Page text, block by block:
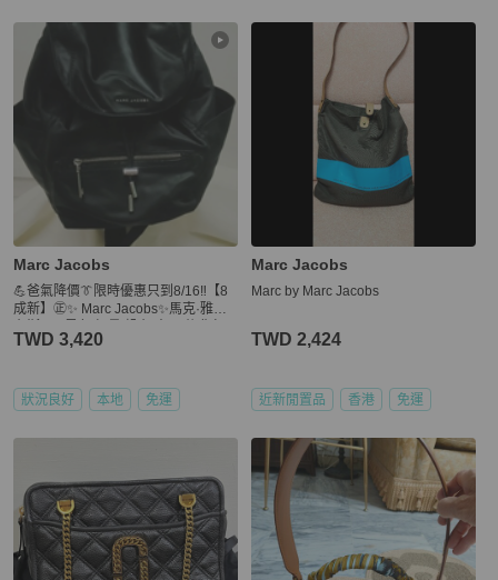
Marc Jacobs
💪爸氣降價👔限時優惠只到8/16‼️【8
成新】㊣✨ Marc Jacobs✨馬克·雅各
二手精品/二手包/保證正品
TWD 3,420
狀況良好 本地 免運
Marc Jacobs
Marc by Marc Jacobs
TWD 2,424
近新閒置品 香港 免運